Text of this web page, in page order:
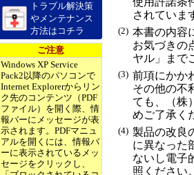
トラブル解決策
やメンテナンス
方法はコチラ
ご注意
Windows XP Service
Pack2以降のパソコンで
Internet Explorerからリン
ク先のコンテンツ（PDF
ファイル）を開く際、情
報バーにメッセージが表
示されます。PDFマニュ
アルを開くには、情報バ
ーに表示されているメッ
セージをクリックし、
されていま
(2) 本書の内容
お気づきの
ヤル」まで
(3) 前項にかか
その他の不
ても、（株
めご了承く
(4) 製品の改良
に異なった
ないし電子
照ください